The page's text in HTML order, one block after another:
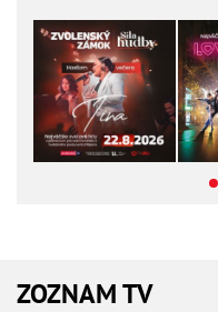
ZOZNAM TV